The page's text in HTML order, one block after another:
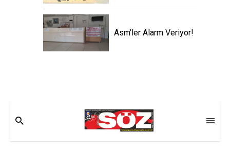
Asm’ler Alarm Veriyor!